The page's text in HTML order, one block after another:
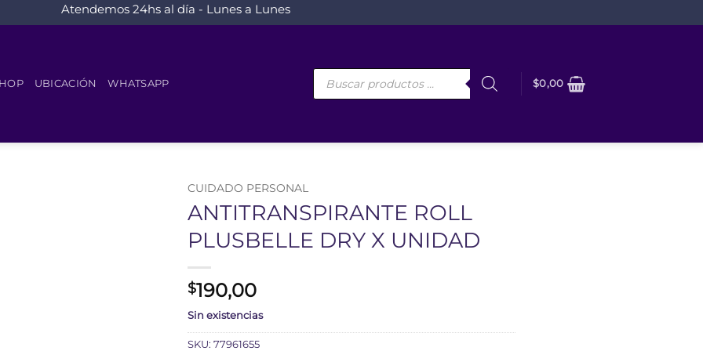
Atendemos 24hs al día - Lunes a Lunes
UBICACIÓN WHATSAPP
Búsqueda
$0,00
CUIDADO PERSONAL
ANTITRANSPIRANTE ROLL
PLUSBELLE DRY X UNIDAD
$190,00
Sin existencias
SKU: 77961655